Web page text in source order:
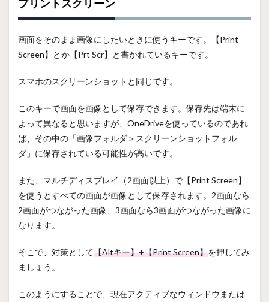
プリントスクリーン
画面をそのまま画像にしたいときに使うキーです。【Print
Screen】とか【Prt Scr】と書かれているキーです。
スマホのスクリーンショットと同じです。
このキーで画面を画像として保存できます。保存先は端末に
よって異なると思いますが、OneDriveを使っているのであれ
ば、その中の「画像フォルダ＞スクリーンショットフォル
ダ」に保存されている可能性が高いです。
また、マルチディスプレイ（2画面以上）で【Print Screen】
を使うとすべての画面が画像として保存されます。2画面なら
2画面がつながった画像、3画面なら3画面がつながった画像に
なります。
そこで、対策として【Altキー】+【Print Screen】を押してみ
ましょう。
このようにすることで、現在アクティブなウィンドウまたは